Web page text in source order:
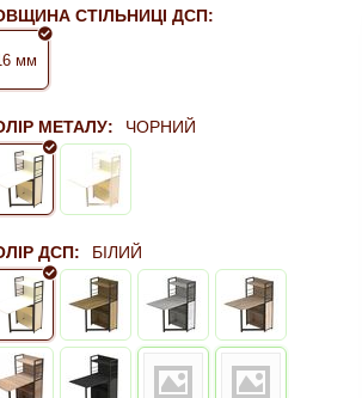
СТІЛЬНИЦІ ДСП:
мм
МЕТАЛУ: ЧОРНИЙ
ДСП: БІЛИЙ